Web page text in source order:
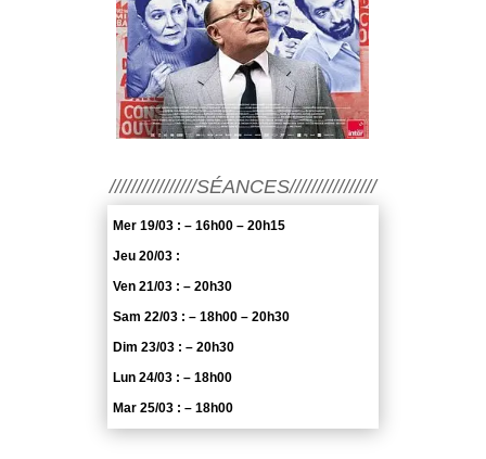
////////////////SÉANCES////////////////
Mer 19/03 : – 16h00 – 20h15
Jeu 20/03 :
Ven 21/03 : – 20h30
Sam 22/03 : – 18h00 – 20h30
Dim 23/03 : – 20h30
Lun 24/03 : – 18h00
Mar 25/03 : – 18h00